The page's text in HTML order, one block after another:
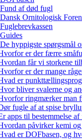
Fund af død fugl
Dansk Ornitologisk
Fuglebrevkassen
Guides
De hyppigste spørgsmål
er der færre
får vi storkene
er der mange
er
bliver svalerne og
ringmærker man
fugle af at spise
apps til bestemmelse
påvirker kemi
er DOFbasen, og